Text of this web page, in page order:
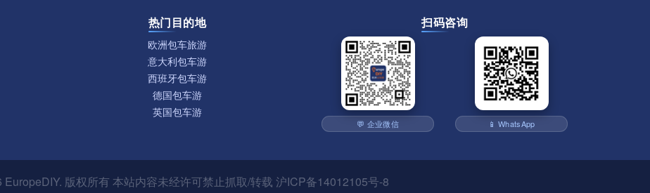
热门目的地
欧洲包车旅游
意大利包车游
西班牙包车游
德国包车游
英国包车游
扫码咨询
💬 企业微信 📱 WhatsApp
EuropeDIY. 版权所有 本站内容未经许可禁止抓取/转载 沪ICP备14012105号-8